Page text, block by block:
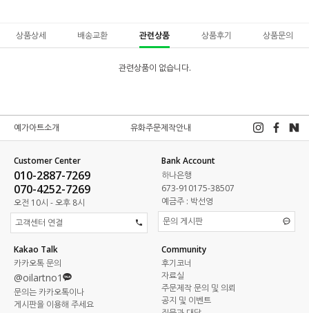
상품상세 배송교환 관련상품 상품후기 상품문의
관련상품이 없습니다.
예가아트소개 유화주문제작안내
Customer Center
010-2887-7269
070-4252-7269
오전 10시 - 오후 8시
고객센터 연결
Bank Account
하나은행
673-910175-38507
예금주 : 박선영
문의 게시판
Kakao Talk
카카오톡 문의
@oilartno1
문의는 카카오톡이나
게시판을 이용해 주세요
Community
후기코너
자료실
주문제작 문의 및 의뢰
공지 및 이벤트